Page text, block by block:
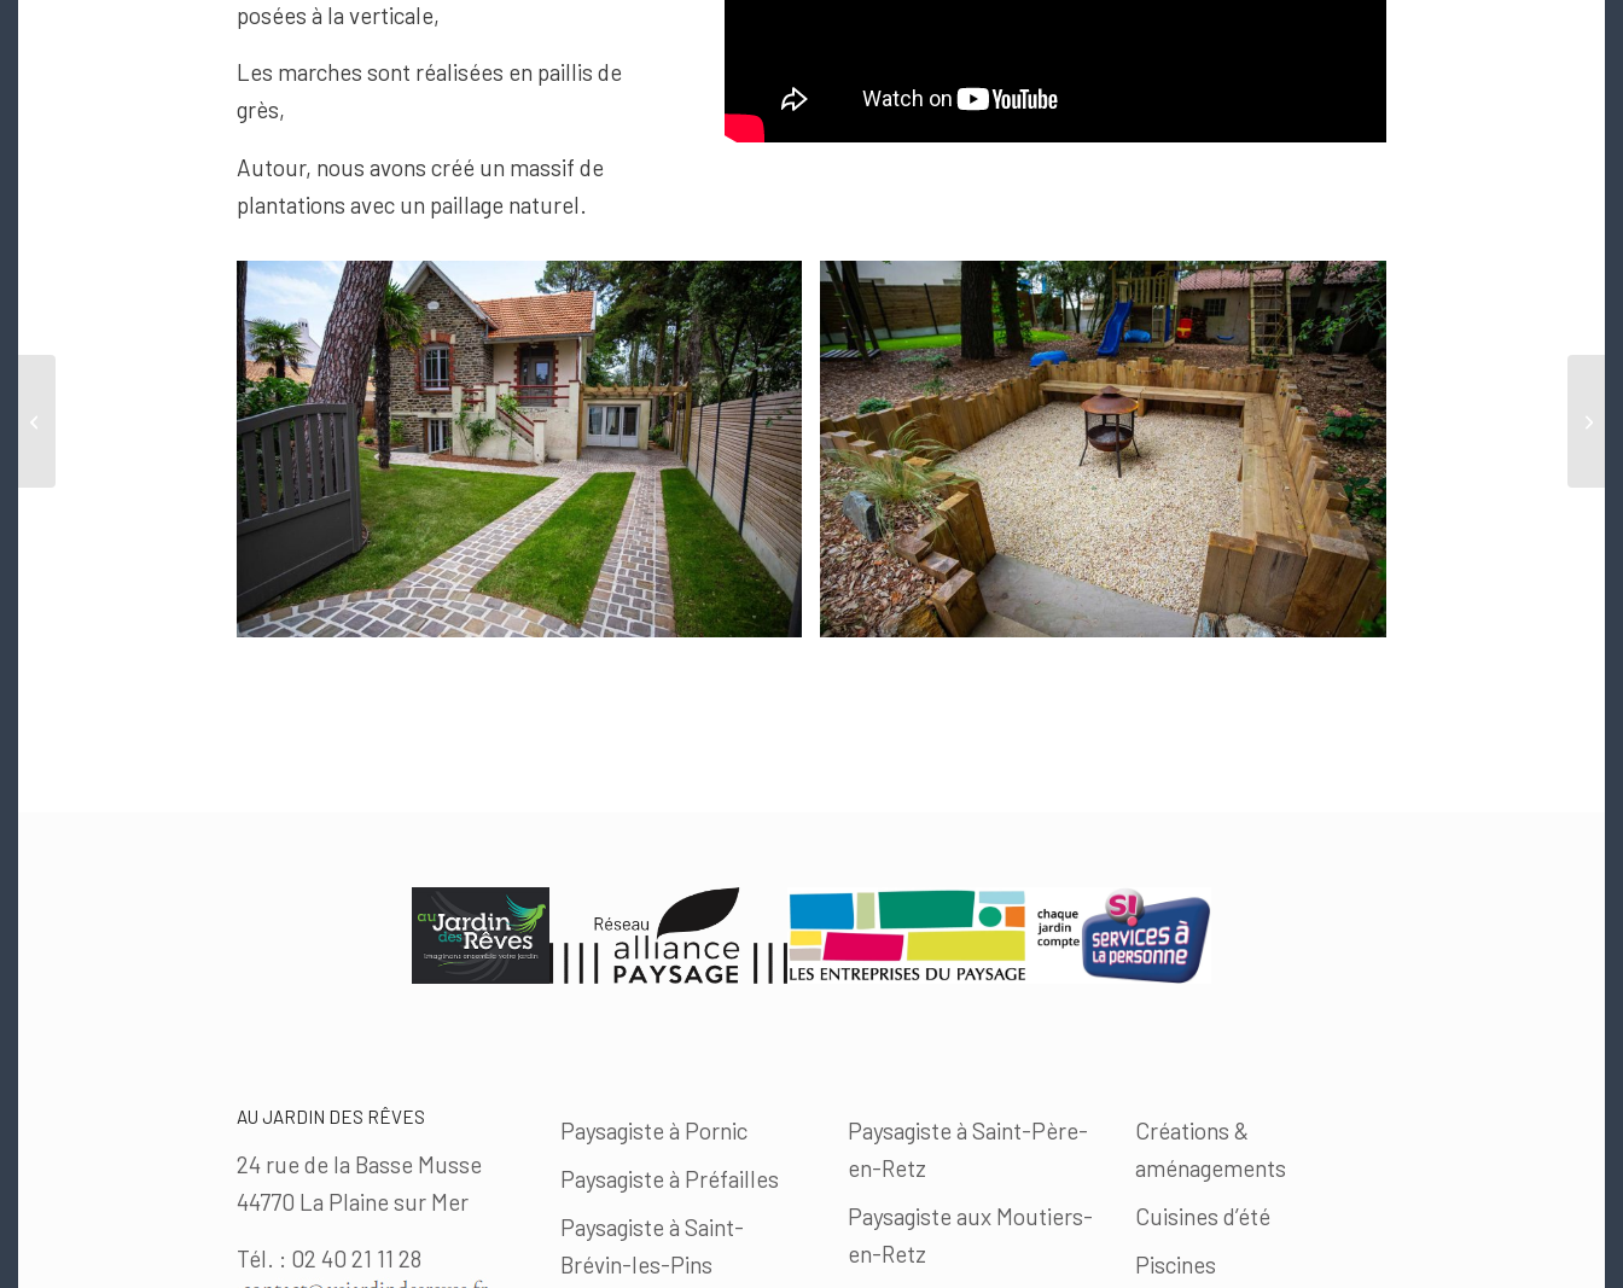
posées à la verticale,
Les marches sont réalisées en paillis de
grès,
Autour, nous avons créé un massif de
plantations avec un paillage naturel.
AU JARDIN DES RÊVES
24 rue de la Basse Musse
44770 La Plaine sur Mer
Tél. : 02 40 21 11 28
Paysagiste à Pornic
Paysagiste à Préfailles
Paysagiste à Saint-
Brévin-les-Pins
Paysagiste à Saint-Père-
en-Retz
Paysagiste aux Moutiers-
en-Retz
Créations &
aménagements
Cuisines d’été
Piscines